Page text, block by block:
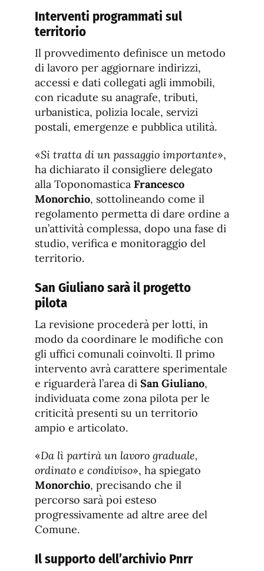
Interventi programmati sul
territorio
Il provvedimento definisce un metodo
di lavoro per aggiornare indirizzi,
accessi e dati collegati agli immobili,
con ricadute su anagrafe, tributi,
urbanistica, polizia locale, servizi
postali, emergenze e pubblica utilità.
«Si tratta di un passaggio importante»,
ha dichiarato il consigliere delegato
alla Toponomastica Francesco
Monorchio, sottolineando come il
regolamento permetta di dare ordine a
un’attività complessa, dopo una fase di
studio, verifica e monitoraggio del
territorio.
San Giuliano sarà il progetto
pilota
La revisione procederà per lotti, in
modo da coordinare le modifiche con
gli uffici comunali coinvolti. Il primo
intervento avrà carattere sperimentale
e riguarderà l’area di San Giuliano,
individuata come zona pilota per le
criticità presenti su un territorio
ampio e articolato.
«Da lì partirà un lavoro graduale,
ordinato e condiviso», ha spiegato
Monorchio, precisando che il
percorso sarà poi esteso
progressivamente ad altre aree del
Comune.
Il supporto dell’archivio Pnrr